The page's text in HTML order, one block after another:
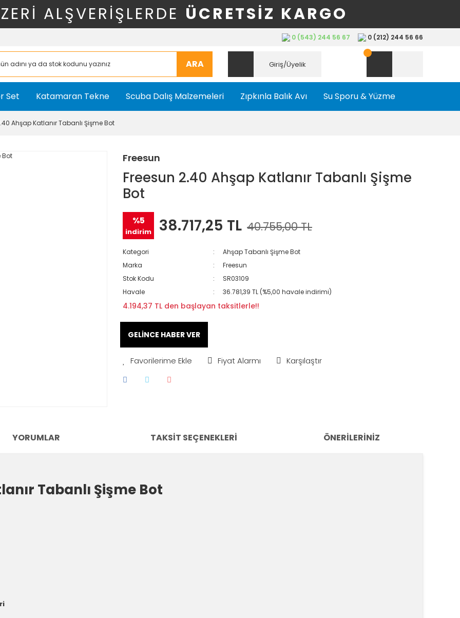
ALŞVERİŞLERDE ÜCRETSİZ KARGO
0 (543) 244 56 67 0 (212) 244 56 66
ARA Giriş/Üyelik
Set Katamaran Tekne Scuba Dalış Malzemeleri Zıpkınla Balık Avı Su Sporu & Yüzme
Ahşap Katlanır Tabanlı Şişme Bot
Freesun
Freesun 2.40 Ahşap Katlanır Tabanlı Şişme
Bot
%5
indirim 38.717,25 TL 40.755,00 TL
Kategori
Ahşap Tabanlı Şişme Bot
Marka
Freesun
Stok Kodu
SR03109
Havale
36.781,39 TL (%5,00 havale indirimi)
4.194,37 TL den başlayan taksitlerle!!
GELİNCE HABER VER
Fiyat Alarmı Karşılaştır
YORUMLAR TAKSIT SEÇENEKLERI ÖNERILERINIZ
Tabanlı Şişme Bot